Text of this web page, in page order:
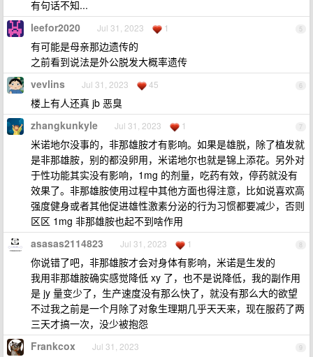
有句话不知...
5
leefor2020 Jul 31, 2023 1
有可能是母亲那边遗传的
之前看到说法是外公脱发大概率遗传
6
vevlins Jul 31, 2023 45
楼上有人还真 jb 恶臭
7
zhangkunkyle Jul 31, 2023 1
米诺地尔没事的，非那雄胺才有影响。如果是雄脱，除了植发就
是非那雄胺，别的都没卵用，米诺地尔也就是锦上添花。另外对
于性功能其实没有影响，1mg 的剂量，吃药有效，停药就没有
效果了。非那雄胺使用过程中其他方面也得注意，比如说喜欢高
强度健身或者其他促进雄性激素分泌的行为习惯都要减少，否则
区区 1mg 非那雄胺也起不到啥作用
8
asasas2114823 Jul 31, 2023 1
你说错了吧，非那雄胺才会对身体有影响，米诺是生发的
我用非那雄胺确实感觉降低 xy 了，也不是说降低，我的副作用
是 jy 量变少了，生产速度没有那么快了，就没有那么大的欲望
不过我之前是一个月除了对象生理期几乎天天来，现在服药了两
三天才搞一次，没少被抱怨
9
Frankcox Jul 31, 2023